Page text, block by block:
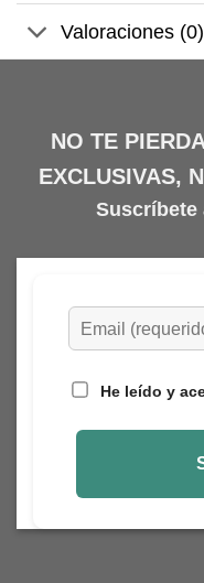
Valoraciones (0)
NO TE
EXCLUSIVAS,
Suscríbete
He leído y